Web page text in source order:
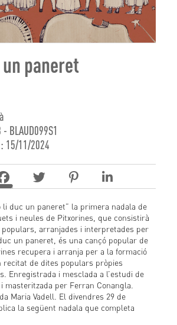
paneret
BLAUD099S1
15/11/2024
li duc un paneret” la primera nadala de
i neules de Pitxorines, que consistirà
populars, arranjades i interpretades per
un paneret, és una cançó popular de
recupera i arranja per a la formació
recitat de dites populars pròpies
Enregistrada i mesclada a l’estudi de
i masteritzada per Ferran Conangla.
Maria Vadell. El divendres 29 de
la següent nadala que completa